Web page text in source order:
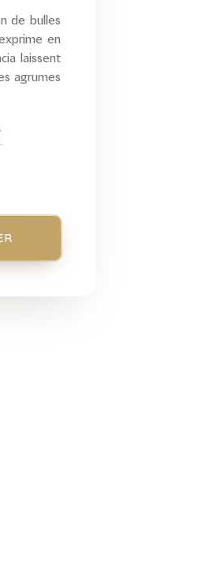
de bulles
en
laissent
agrumes